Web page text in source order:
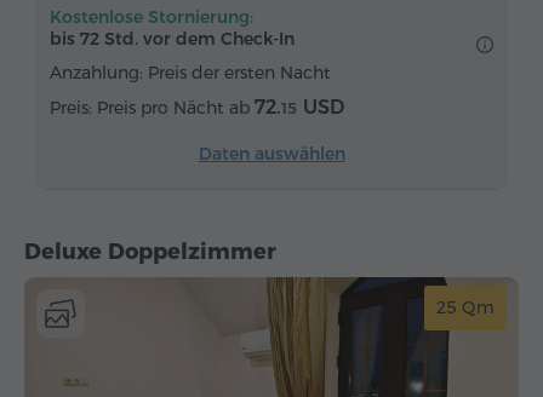
Kostenlose Stornierung:
bis 72 Std. vor dem Check-In
Anzahlung: Preis der ersten Nacht
Preis pro Nächt ab 72.15 USD
Daten auswählen
Deluxe Doppelzimmer
25 Qm